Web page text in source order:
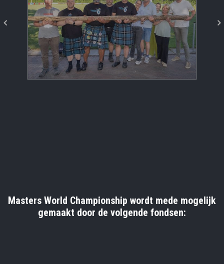
Masters World Championship wordt mede mogelijk
gemaakt door de volgende fondsen: